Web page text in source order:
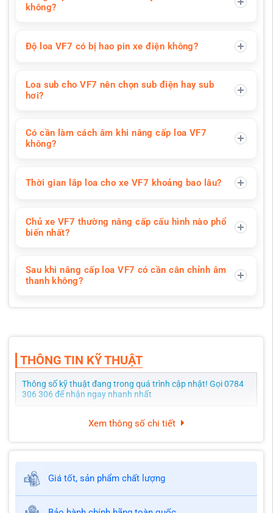
không?
Độ loa VF7 có bị hao pin xe điện không?
Loa sub cho VF7 nên chọn sub điện hay sub
hơi?
Có cần làm cách âm khi nâng cấp loa VF7
không?
Thời gian lắp loa cho xe VF7 khoảng bao lâu?
Chủ xe VF7 thường nâng cấp cấu hình nào phổ
biến nhất?
Sau khi nâng cấp loa VF7 có cần cân chỉnh âm
thanh không?
THÔNG TIN KỸ THUẬT
Thông số kỹ thuật đang trong quá trình cập nhật! Gọi 0784
306 306 để nhận ngay nhanh nhất
Xem thông số chi tiết
Giá tốt, sản phẩm chất lượng